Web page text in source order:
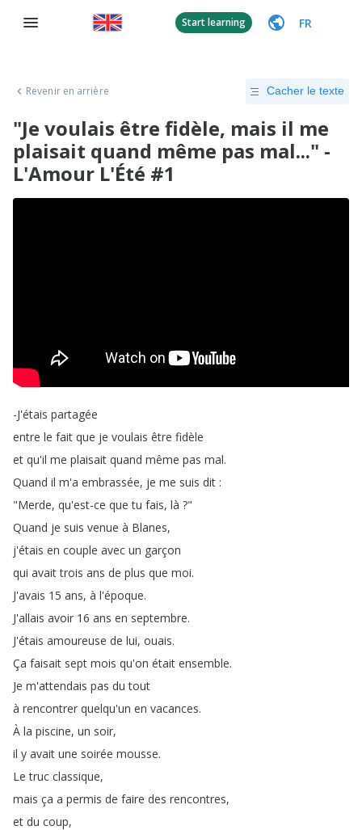
Start learning FR
Revenir en arrière Cacher le texte
"Je voulais être fidèle, mais il me
plaisait quand même pas mal..." -
L'Amour L'Été #1
-J'étais partagée
entre le fait que je voulais être fidèle
et qu'il me plaisait quand même pas mal.
Quand il m'a embrassée, je me suis dit :
"Merde, qu'est-ce que tu fais, là ?"
Quand je suis venue à Blanes,
j'étais en couple avec un garçon
qui avait trois ans de plus que moi.
J'avais 15 ans, à l'époque.
J'allais avoir 16 ans en septembre.
J'étais amoureuse de lui, ouais.
Ça faisait sept mois qu'on était ensemble.
Je m'attendais pas du tout
à rencontrer quelqu'un en vacances.
À la piscine, un soir,
il y avait une soirée mousse.
Le truc classique,
mais ça a permis de faire des rencontres,
et du coup,